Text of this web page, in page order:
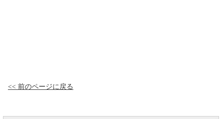
<< 前のページに戻る